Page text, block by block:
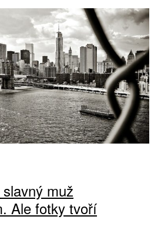
muž
Ale fotky tvoří